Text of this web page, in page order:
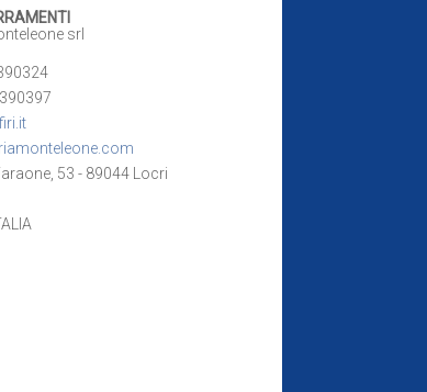
srl
53 - 89044 Locri